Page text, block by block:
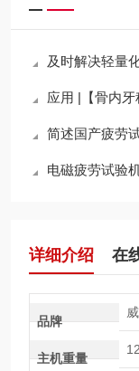
及时解决轻量
应用 |【骨内牙种植
简述国产疲劳
电磁疲劳试验
详细介绍 在
品牌
主机重量